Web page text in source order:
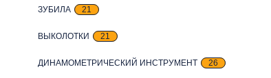
ЗУБИЛА 21
ВЫКОЛОТКИ 21
ДИНАМОМЕТРИЧЕСКИЙ ИНСТРУМЕНТ 26